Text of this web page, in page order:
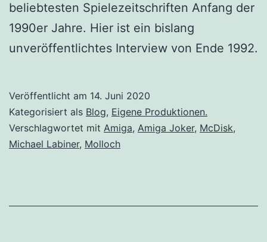
beliebtesten Spielezeitschriften Anfang der
1990er Jahre. Hier ist ein bislang
unveröffentlichtes Interview von Ende 1992.
Veröffentlicht am 14. Juni 2020
Kategorisiert als Blog, Eigene Produktionen.
Verschlagwortet mit Amiga, Amiga Joker, McDisk,
Michael Labiner, Molloch